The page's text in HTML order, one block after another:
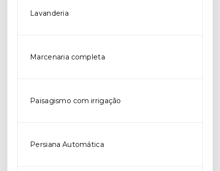
Lavanderia
Marcenaria completa
Paisagismo com irrigação
Persiana Automática